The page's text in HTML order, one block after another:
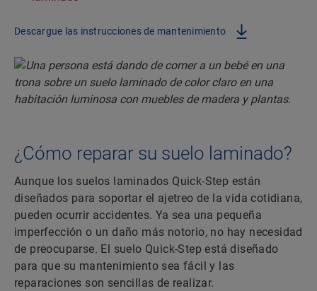
Descargue las instrucciones de mantenimiento
¿Cómo reparar su suelo laminado?
Aunque los suelos laminados Quick-Step están
diseñados para soportar el ajetreo de la vida cotidiana,
pueden ocurrir accidentes. Ya sea una pequeña
imperfección o un daño más notorio, no hay necesidad
de preocuparse. El suelo Quick-Step está diseñado
para que su mantenimiento sea fácil y las
reparaciones son sencillas de realizar.